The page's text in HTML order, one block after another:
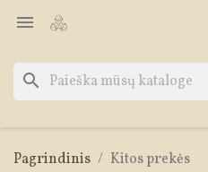

search
Pagrindinis Kitos prekės